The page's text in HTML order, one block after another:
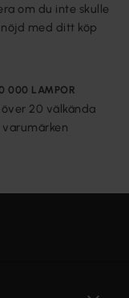
om du inte skulle
med ditt köp
000 LAMPOR
över 20 välkända
varumärken